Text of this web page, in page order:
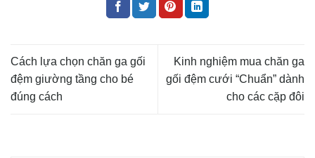
Cách lựa chọn chăn ga gối
đệm giường tầng cho bé
đúng cách
Kinh nghiệm mua chăn ga
gối đệm cưới “Chuẩn” dành
cho các cặp đôi